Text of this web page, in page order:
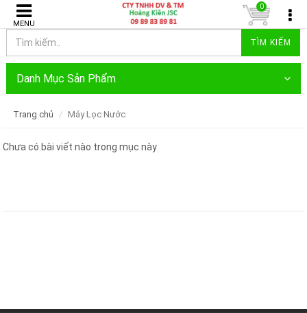
MENU
TÌM KIẾM
0
Danh Mục Sản Phẩm
Trang chủ Máy Lọc Nước
Chưa có bài viết nào trong mục này